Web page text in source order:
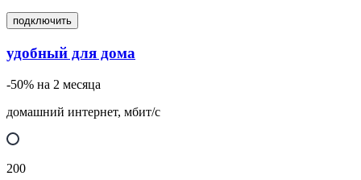
подключить
удобный для дома
-50% на 2 месяца
домашний интернет, мбит/с
200